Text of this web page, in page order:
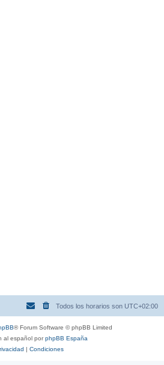
Todos los horarios son UTC+02:00
® Forum Software © phpBB Limited
al español porphpBB España
| Condiciones